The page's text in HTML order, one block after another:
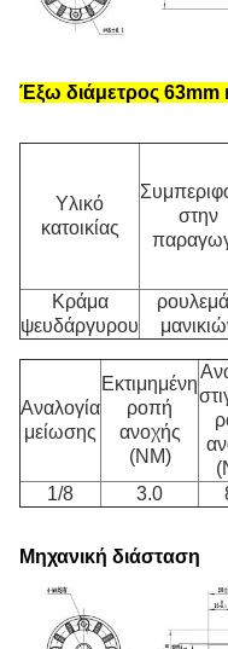
Έξω διάμετρος
Υλικό
κατοικίας
στην
Κράμα
ψευδάργυρου
Αναλογία
μείωσης
Εκτιμημένη
ροπή
ανοχής
(NM)
1/8 3.0
Μηχανική διάσταση